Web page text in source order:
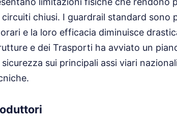
chiusi. I guardrail standard sono
e la loro efficacia diminuisce
e dei Trasporti ha avviato un
sui principali assi viari